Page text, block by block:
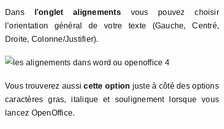
Dans l’onglet alignementsvous pouvez choisir
l’orientation général de votre texte (Gauche, Centré,
Droite, Colonne/Justifier).
Vous trouverez aussicette option juste à côté des options
caractères gras, italique et soulignement lorsque vous
lancez OpenOffice.